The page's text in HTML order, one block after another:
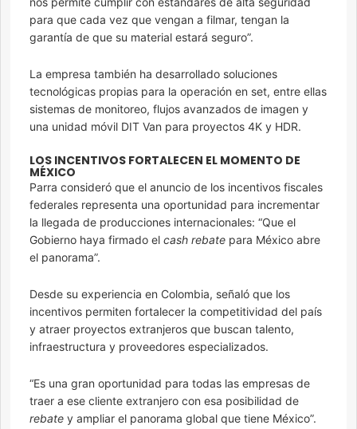
para que cada vez que vengan a filmar, tengan la
garantía de que su material estará seguro”.
La empresa también ha desarrollado soluciones
tecnológicas propias para la operación en set, entre ellas
sistemas de monitoreo, flujos avanzados de imagen y
una unidad móvil DIT Van para proyectos 4K y HDR.
LOS INCENTIVOS FORTALECEN EL MOMENTO DE
MÉXICO
Parra consideró que el anuncio de los incentivos fiscales
federales representa una oportunidad para incrementar
la llegada de producciones internacionales: “Que el
Gobierno haya firmado el cash rebate para México abre
el panorama”.
Desde su experiencia en Colombia, señaló que los
incentivos permiten fortalecer la competitividad del país
y atraer proyectos extranjeros que buscan talento,
infraestructura y proveedores especializados.
“Es una gran oportunidad para todas las empresas de
traer a ese cliente extranjero con esa posibilidad de
rebate y ampliar el panorama global que tiene México”.